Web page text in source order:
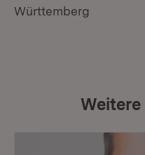
Württemberg